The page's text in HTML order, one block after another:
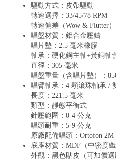
驅動方式：皮帶驅動
轉速選擇：33/45/78 RPM
轉速偏差（Wow & Flutter
唱盤材質：鋁合金壓鑄
唱片墊：2.5 毫米橡膠
軸承：硬化鋼主軸+黃銅軸
直徑：305 毫米
唱盤重量（含唱片墊）：
唱臂軸承：4 顆滾珠軸承 /
長度：221.5 毫米
類型：靜態平衡式
針壓範圍：0-4 公克
唱頭耐重：5-9 公克
原廠配備唱頭：Ortofon 2M
底座材質：MDF（中密度纖
外觀：黑色貼皮（可加價選